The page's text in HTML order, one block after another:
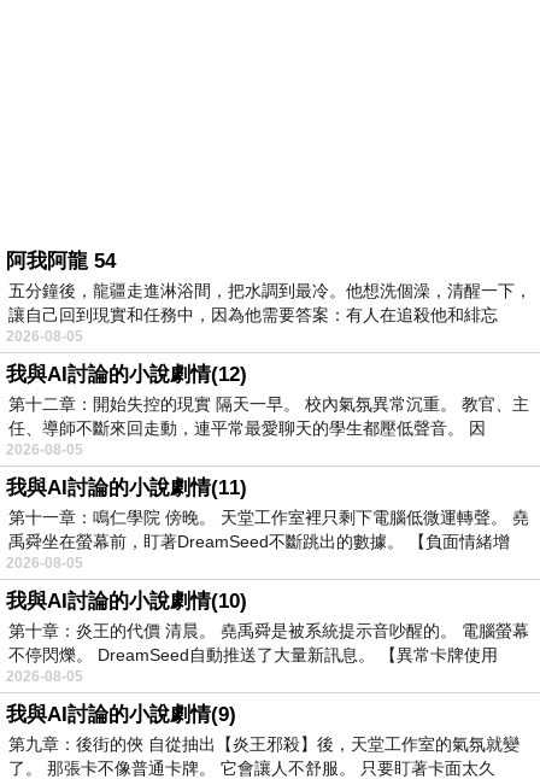
阿我阿龍 54
五分鐘後，龍疆走進淋浴間，把水調到最冷。他想洗個澡，清醒一下，
讓自己回到現實和任務中，因為他需要答案：有人在追殺他和緋忘
2026-08-05
我與AI討論的小說劇情(12)
第十二章：開始失控的現實 隔天一早。 校內氣氛異常沉重。 教官、主
任、導師不斷來回走動，連平常最愛聊天的學生都壓低聲音。 因
2026-08-05
我與AI討論的小說劇情(11)
第十一章：鳴仁學院 傍晚。 天堂工作室裡只剩下電腦低微運轉聲。 堯
禹舜坐在螢幕前，盯著DreamSeed不斷跳出的數據。 【負面情緒增
2026-08-05
我與AI討論的小說劇情(10)
第十章：炎王的代價 清晨。 堯禹舜是被系統提示音吵醒的。 電腦螢幕
不停閃爍。 DreamSeed自動推送了大量新訊息。 【異常卡牌使用
2026-08-05
我與AI討論的小說劇情(9)
第九章：後街的俠 自從抽出【炎王邪殺】後，天堂工作室的氣氛就變
了。 那張卡不像普通卡牌。 它會讓人不舒服。 只要盯著卡面太久